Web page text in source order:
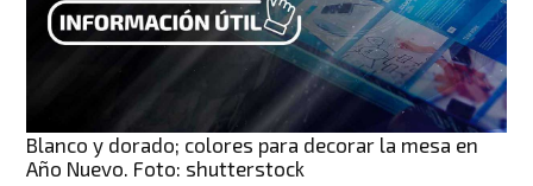
Blanco y dorado; colores para decorar la mesa en
Año Nuevo. Foto: shutterstock